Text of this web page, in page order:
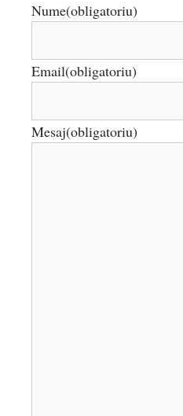
Nume(obligatoriu)
Email(obligatoriu)
Mesaj(obligatoriu)